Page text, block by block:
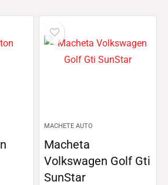
MACHETE AUTO
Macheta
Volkswagen Golf Gti
SunStar